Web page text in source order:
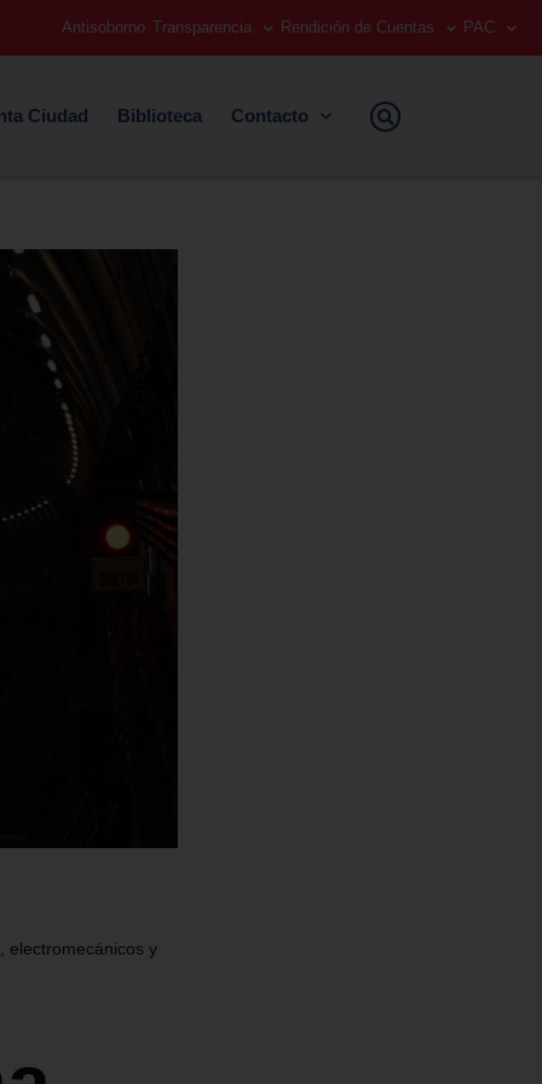
Antisoborno Transparencia Rendición de Cuentas PAC
Ciudad Biblioteca Contacto
electromecánicos y